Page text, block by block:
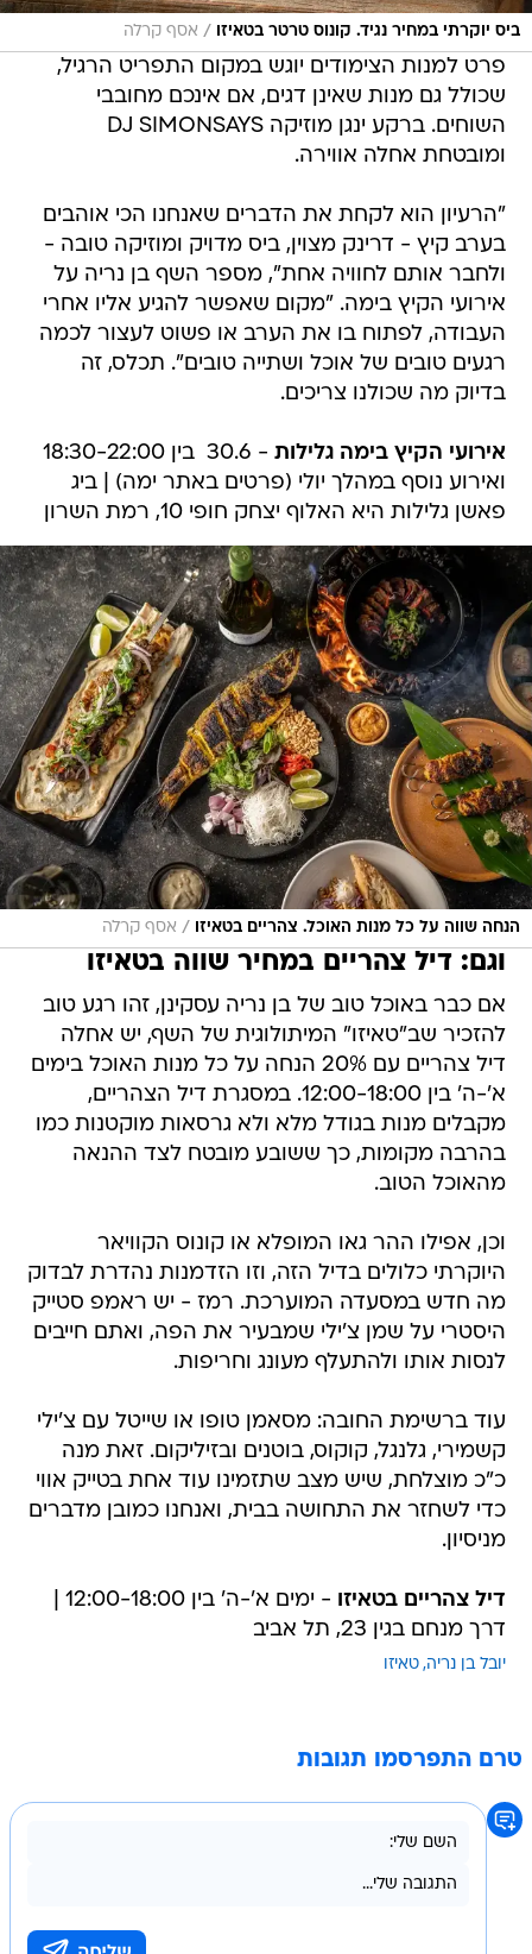
ביס יוקרתי במחיר נגיד. קונוס טרטר בטאיזו / אסף קרלה
פרט למנות הצימודים יוגש במקום התפריט הרגיל,
שכולל גם מנות שאינן דגים, אם אינכם מחובבי
השוחים. ברקע ינגן מוזיקה DJ SIMONSAYS
ומובטחת אחלה אווירה.
"הרעיון הוא לקחת את הדברים שאנחנו הכי אוהבים
בערב קיץ - דרינק מצוין, ביס מדויק ומוזיקה טובה -
ולחבר אותם לחוויה אחת", מספר השף בן נריה על
אירועי הקיץ בימה. "מקום שאפשר להגיע אליו אחרי
העבודה, לפתוח בו את הערב או פשוט לעצור לכמה
רגעים טובים של אוכל ושתייה טובים". תכלס, זה
בדיוק מה שכולנו צריכים.
אירועי הקיץ בימה גלילות
- 30.6 בין 18:30-22:00
ואירוע נוסף במהלך יולי (פרטים באתר ימה) | ביג
פאשן גלילות היא האלוף יצחק חופי 10, רמת השרון
הנחה שווה על כל מנות האוכל. צהריים בטאיזו / אסף קרלה
וגם: דיל צהריים במחיר שווה בטאיזו
אם כבר באוכל טוב של בן נריה עסקינן, זהו רגע טוב
להזכיר שב"טאיזו" המיתולוגית של השף, יש אחלה
דיל צהריים עם 20% הנחה על כל מנות האוכל בימים
א'-ה' בין 12:00-18:00. במסגרת דיל הצהריים,
מקבלים מנות בגודל מלא ולא גרסאות מוקטנות כמו
בהרבה מקומות, כך ששובע מובטח לצד ההנאה
מהאוכל הטוב.
וכן, אפילו ההר גאו המופלא או קונוס הקוויאר
היוקרתי כלולים בדיל הזה, וזו הזדמנות נהדרת לבדוק
מה חדש במסעדה המוערכת. רמז - יש ראמפ סטייק
היסטרי על שמן צ'ילי שמבעיר את הפה, ואתם חייבים
לנסות אותו ולהתעלף מעונג וחריפות.
עוד ברשימת החובה: מסאמן טופו או שייטל עם צ'ילי
קשמירי, גלנגל, קוקוס, בוטנים ובזיליקום. זאת מנה
כ"כ מוצלחת, שיש מצב שתזמינו עוד אחת בטייק אווי
כדי לשחזר את התחושה בבית, ואנחנו כמובן מדברים
מניסיון.
דיל צהריים בטאיזו
דרך מנחם בגין 23, תל אביב
יובל בן נריה טאיזו
טרם התפרסמו תגובות